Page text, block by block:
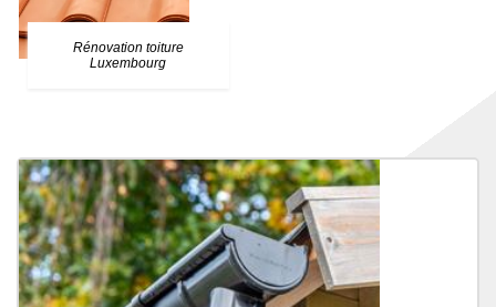
Rénovation toiture
Luxembourg